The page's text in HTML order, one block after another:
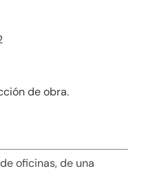
de obra.
oficinas, de una